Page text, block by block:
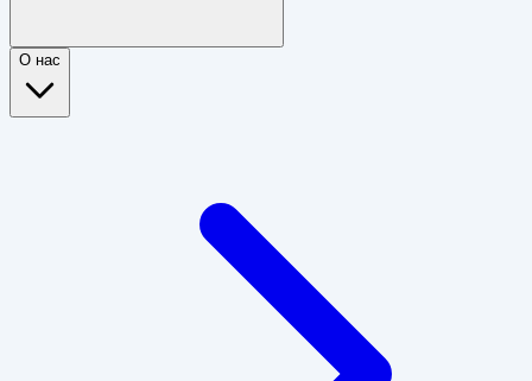
О нас